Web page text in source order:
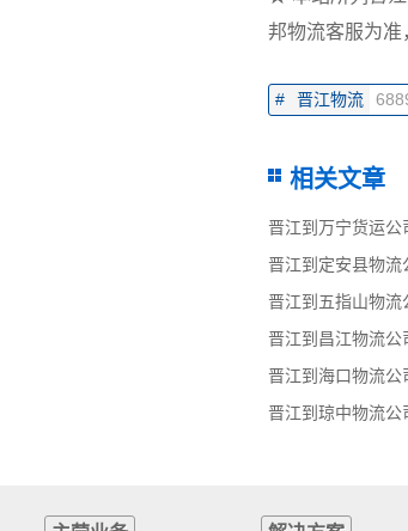
邦物流客服为准
# 晋江物流
相关文章
晋江到万宁货运公
晋江到五指山物流
晋江到昌江物流公
晋江到海口物流公
晋江到琼中物流公